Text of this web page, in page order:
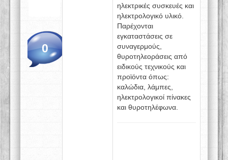
0
ηλεκτρικές συσκευές και
ηλεκτρολογικό υλικό.
Παρέχονται
εγκαταστάσεις σε
συναγερμούς,
θυροτηλεοράσεις από
ειδικούς τεχνικούς και
προϊόντα όπως:
καλώδια, λάμπες,
ηλεκτρολογικοί πίνακες
και θυροτηλέφωνα.